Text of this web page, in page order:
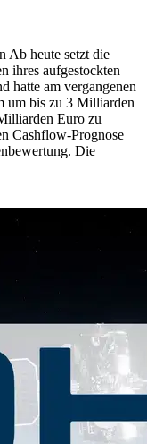
Ab heute setzt die
ihres aufgestockten
hatte am vergangenen
um bis zu 3 Milliarden
Euro zu
Cashflow-Prognose
Die